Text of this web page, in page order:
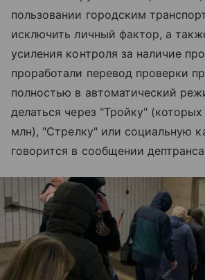
пользовании городским
исключить личный фактор, а
усиления контроля за наличие
проработали перевод проверки
полностью в автоматический
делаться через "Тройку"
млн), "Стрелку" или социальную
говорится в сообщении